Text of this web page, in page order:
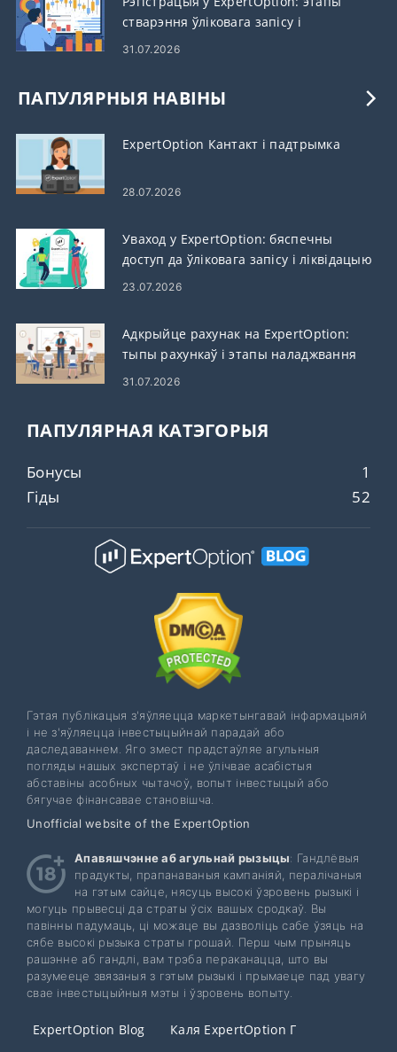
стварэння ўліковага запісу і
патрабаванні
31.07.2026
ПАПУЛЯРНЫЯ НАВІНЫ
ExpertOption Кантакт і падтрымка
28.07.2026
Уваход у ExpertOption: бяспечны
доступ да ўліковага запісу і ліквідацыю
непаладак
23.07.2026
Адкрыйце рахунак на ExpertOption:
тыпы рахункаў і этапы наладжвання
31.07.2026
ПАПУЛЯРНАЯ КАТЭГОРЫЯ
Бонусы
1
Гіды
52
Гэтая публікацыя з'яўляецца маркетынгавай інфармацыяй
і не з'яўляецца інвестыцыйнай парадай або
даследаваннем. Яго змест прадстаўляе агульныя
погляды нашых экспертаў і не ўлічвае асабістыя
абставіны асобных чытачоў, вопыт інвестыцый або
бягучае фінансавае становішча.
Unofficial website of the ExpertOption
Апавяшчэнне аб агульнай рызыцы: Гандлёвыя
прадукты, прапанаваныя кампаніяй, пералічаныя
на гэтым сайце, нясуць высокі ўзровень рызыкі і
могуць прывесці да страты ўсіх вашых сродкаў. Вы
павінны падумаць, ці можаце вы дазволіць сабе ўзяць на
сябе высокі рызыка страты грошай. Перш чым прыняць
рашэнне аб гандлі, вам трэба пераканацца, што вы
разумееце звязаныя з гэтым рызыкі і прымаеце пад увагу
свае інвестыцыйныя мэты і ўзровень вопыту.
ExpertOption Blog
Каля ExpertOption Г